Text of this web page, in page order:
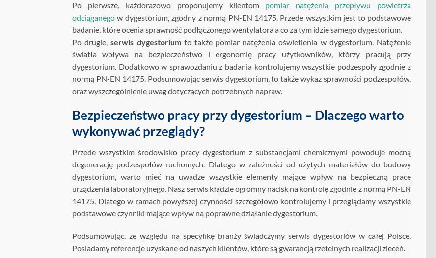
Po pierwsze, każdorazowo proponujemy klientom pomiar natężenia przepływu powietrza
odciąganego w dygestorium, zgodny z normą PN-EN 14175. Przede wszystkim jest to podstawowe
badanie, które ocenia sprawność podłączonego wentylatora a co za tym idzie samego dygestorium.
Po drugie,serwis dygestoriumto także pomiar natężenia oświetlenia w dygestorium. Natężenie
światła wpływa na bezpieczeństwo i ergonomię pracy użytkowników, którzy pracują przy
dygestorium. Dodatkowo w sprawozdaniu z badania kontrolujemy wszystkie podzespoły zgodnie z
normą PN-EN 14175. Podsumowując serwis dygestorium, to także wykaz sprawności podzespołów,
oraz wyszczególnienie uwag dotyczących potrzebnych napraw.
Bezpieczeństwo pracy przy dygestorium – Dlaczego warto
wykonywać przeglądy?
Przede wszystkim środowisko pracy dygestorium z substancjami chemicznymi powoduje mocną
degenerację podzespołów ruchomych. Dlatego w zależności od użytych materiałów do budowy
dygestorium, warto mieć na uwadze wszystkie elementy mające wpływ na bezpieczną pracę
urządzenia laboratoryjnego. Nasz serwis kładzie ogromny nacisk na kontrolę zgodnie z normą PN-EN
14175. Dlatego w ramach powyższej czynności szczegółowo kontrolujemy i przeglądamy wszystkie
podstawowe czynniki mające wpływ na poprawne działanie dygestorium.
Podsumowując, ze względu na specyfikę branży świadczymy serwis dygestoriów w całej Polsce.
Posiadamy referencje uzyskane od naszych klientów, które są gwarancją rzetelnych realizacji zleceń.